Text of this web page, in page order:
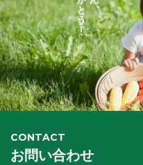
CONTACT
お問い合わせ